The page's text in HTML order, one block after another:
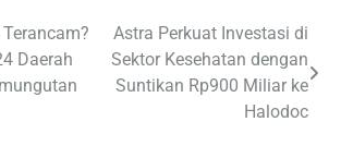
Daerah
Astra Perkuat Investasi di
Sektor Kesehatan dengan
Suntikan Rp900 Miliar ke
Halodoc